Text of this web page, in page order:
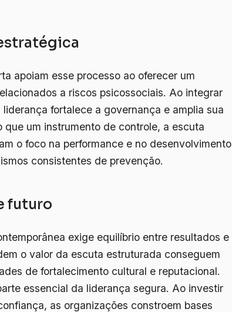
apoiam esse processo ao oferecer um
a riscos psicossociais. Ao integrar
fortalece a governança e amplia sua
um instrumento de controle, a escuta
o foco na performance e no desenvolvimento
consistentes de prevenção.
futuro
exige equilíbrio entre resultados e
o valor da escuta estruturada conseguem
de fortalecimento cultural e reputacional.
essencial da liderança segura. Ao investir
as organizações constroem bases